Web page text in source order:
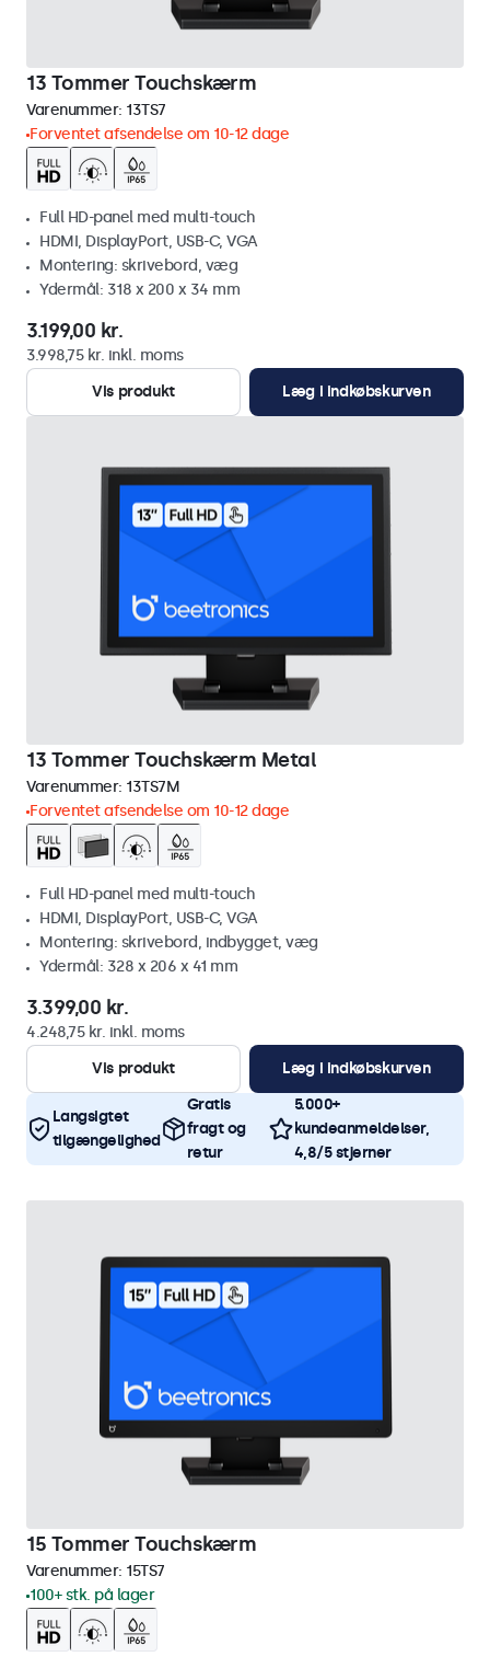
13 Tommer Touchskærm
Varenummer: 13TS7
Forventet afsendelse om 10-12 dage
Full HD-panel med multi-touch
HDMI, DisplayPort, USB-C, VGA
Montering: skrivebord, væg
Ydermål: 318 x 200 x 34 mm
3.199,00 kr.
3.998,75 kr. inkl. moms
Vis produkt
Læg i indkøbskurven
13 Tommer Touchskærm Metal
Varenummer: 13TS7M
Forventet afsendelse om 10-12 dage
Full HD-panel med multi-touch
HDMI, DisplayPort, USB-C, VGA
Montering: skrivebord, indbygget, væg
Ydermål: 328 x 206 x 41 mm
3.399,00 kr.
4.248,75 kr. inkl. moms
Vis produkt
Læg i indkøbskurven
Langsigtet
tilgængelighed
Gratis
fragt og
retur
5.000+
kundeanmeldelser,
4,8/5 stjerner
15 Tommer Touchskærm
Varenummer: 15TS7
100+ stk. på lager